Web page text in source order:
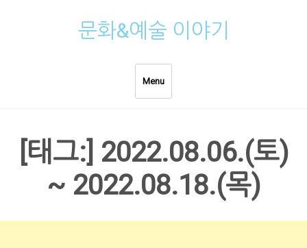
문화&예술 이야기
Menu
[태그:] 2022.08.06.(토)
~ 2022.08.18.(목)